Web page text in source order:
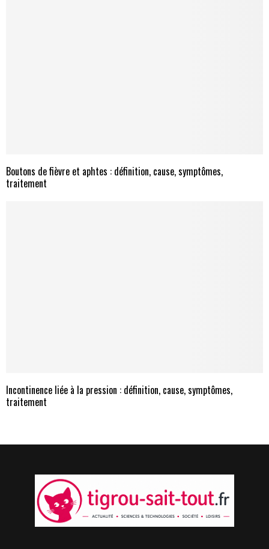
Boutons de fièvre et aphtes : définition, cause, symptômes,
traitement
Incontinence liée à la pression : définition, cause, symptômes,
traitement